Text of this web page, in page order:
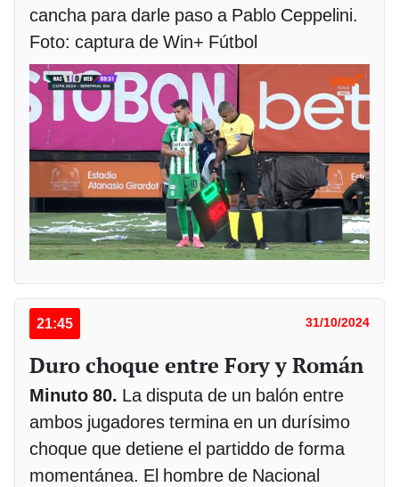
cancha para darle paso a Pablo Ceppelini.
Foto: captura de Win+ Fútbol
21:45 31/10/2024
Duro choque entre Fory y Román
Minuto 80. La disputa de un balón entre
ambos jugadores termina en un durísimo
choque que detiene el partiddo de forma
momentánea. El hombre de Nacional